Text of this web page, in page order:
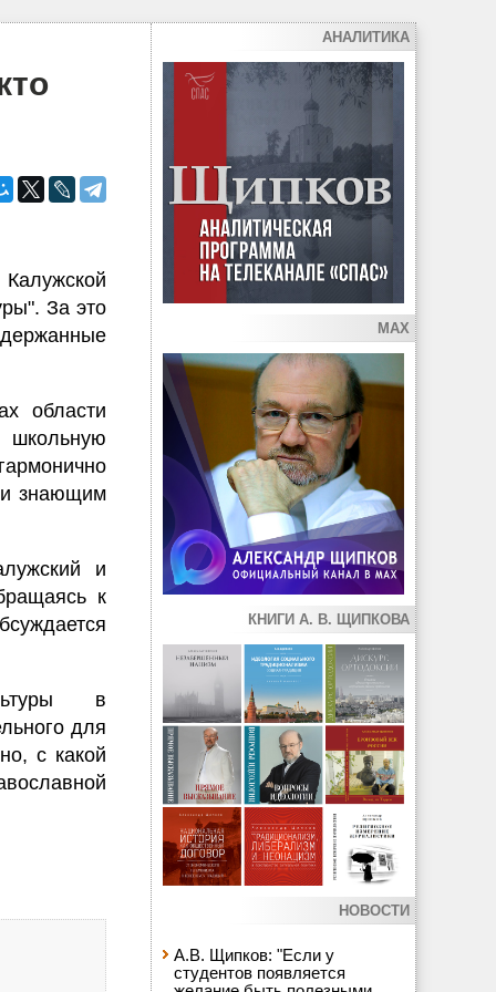
За это
области
и знающим
и
к
в
для
с какой
АНАЛИТИКА
MAX
КНИГИ А. В. ЩИПКОВА
НОВОСТИ
А.В. Щипков: "Если у
студентов появляется